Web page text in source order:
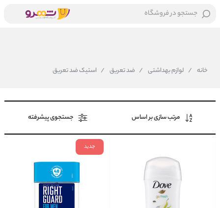
جستجو در فروشگاه
خانه / لوازم بهداشتی / ضد تعریق / استیک ضد تعریق
مرتب سازی بر اساس جستجوی پیشرفته
جدید